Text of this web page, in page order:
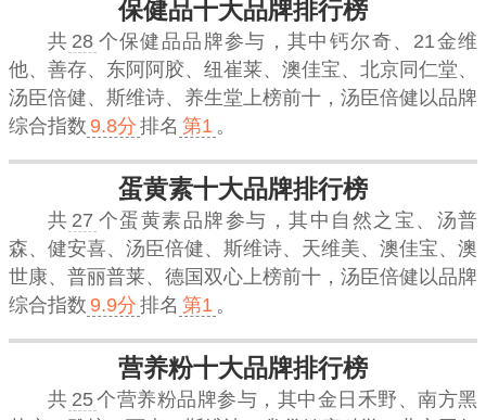
保健品十大品牌排行榜
共 28 个保健品品牌参与，其中钙尔奇、21金维
他、善存、东阿阿胶、纽崔莱、澳佳宝、北京同仁堂、
汤臣倍健、斯维诗、养生堂上榜前十， 汤臣倍健 以品牌
综合指数 9.8分 排名 第1 。
蛋黄素十大品牌排行榜
共 27 个蛋黄素品牌参与，其中自然之宝、汤普
森、健安喜、汤臣倍健、斯维诗、天维美、澳佳宝、澳
世康、普丽普莱、德国双心上榜前十， 汤臣倍健 以品牌
综合指数 9.9分 排名 第1 。
营养粉十大品牌排行榜
共 25个营养粉品牌参与，其中金日禾野、南方黑